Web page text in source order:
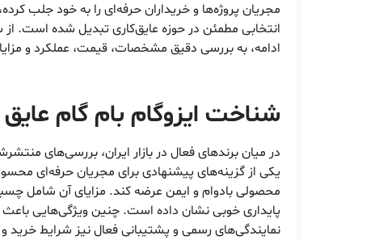
مجریان پروژه‌ها و خریداران حرفه‌ای را به خود جلب
انتخابی مطمئن در حوزه عایق‌کاری تبدیل شده است. از
ادامه، به بررسی دقیق مشخصات، قیمت، عملکرد و
شناخت ایزوگام بام گام عایق
در میان برندهای فعال در بازار ایران، بررسی‌های
یکی از گزینه‌های پیشنهادی برای مجریان حرفه‌ای
پایداری خوبی نشان داده است. چنین ویژگی‌هایی باعث
نمایندگی‌های رسمی و پشتیبانی فعال نیز شرایط